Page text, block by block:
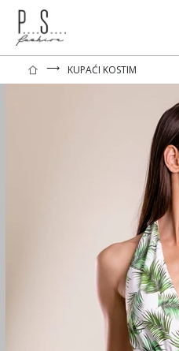
⟶ KUPAĆI KOSTIM